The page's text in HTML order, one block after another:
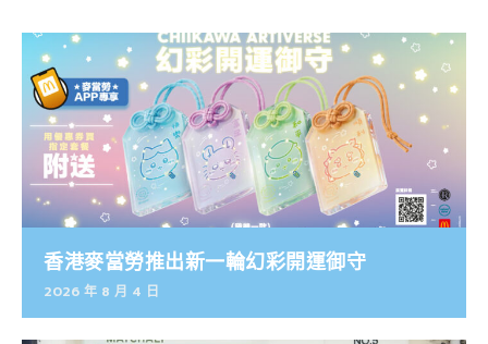
香港麥當勞推出新一輪幻彩開運御守
2026 年 8 月 4 日